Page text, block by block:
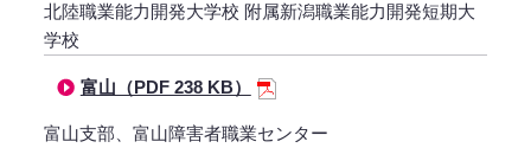
北陸職業能力開発大学校 附属新潟職業能力開発短期大
学校
富山（PDF 238 KB）
富山支部、富山障害者職業センター